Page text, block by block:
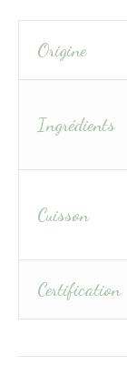
Origine
Ingrédients
Cuisson
Certification